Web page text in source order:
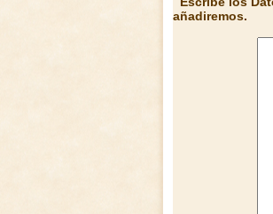
añadiremos.